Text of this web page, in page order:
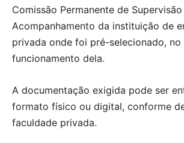
Comissão Permanente de
Acompanhamento da instituição de
privada onde foi pré-selecionado,
funcionamento dela.
A documentação exigida pode ser
formato físico ou digital, conforme
faculdade privada.